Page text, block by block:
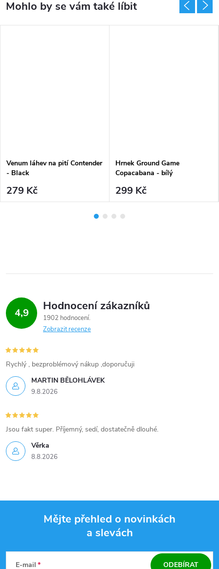
Venum láhev na pití Contender
- Black
279 Kč
Hrnek Ground Game
Copacabana - bílý
299 Kč
4,9 Hodnocení zákazníků
1902 hodnocení
Zobrazit recenze
MARTIN BĚLOHLÁVEK
9.8.2026
Rychlý , bezproblémový nákup ,doporučuji
Věrka
8.8.2026
Jsou fakt super. Příjemný, sedí, dostatečně dlouhé.
Mějte přehled o novinkách
a slevách
E-mail ODEBÍRAT